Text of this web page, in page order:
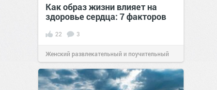
Как образ жизни влияет на
здоровье сердца: 7 факторов
22 3
Женский развлекательный и поучительный
сайт.22:1430 апр 2022